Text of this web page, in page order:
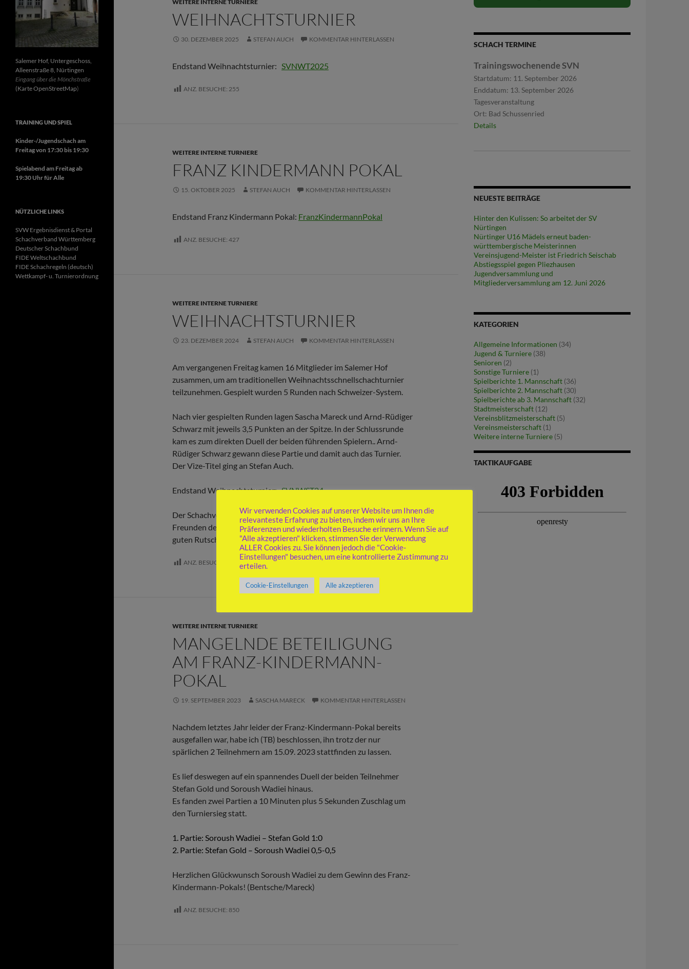
WEITERE INTERNE TURNIERE
WEIHNACHTSTURNIER
30. DEZEMBER 2025 STEFAN AUCH KOMMENTAR HINTERLASSEN
Endstand Weihnachtsturnier: SVNWT2025
ANZ. BESUCHE: 255
WEITERE INTERNE TURNIERE
FRANZ KINDERMANN POKAL
15. OKTOBER 2025 STEFAN AUCH KOMMENTAR HINTERLASSEN
Endstand Franz Kindermann Pokal: FranzKindermannPokal
ANZ. BESUCHE: 427
WEITERE INTERNE TURNIERE
WEIHNACHTSTURNIER
23. DEZEMBER 2024 STEFAN AUCH KOMMENTAR HINTERLASSEN
Am vergangenen Freitag kamen 16 Mitglieder im Salemer Hof
zusammen, um am traditionellen Weihnachtsschnellschachturnier
teilzunehmen. Gespielt wurden 5 Runden nach Schweizer-System.
Nach vier gespielten Runden lagen Sascha Mareck und Arnd-Rüdiger
Schwarz mit jeweils 3,5 Punkten an der Spitze. In der Schlussrunde
kam es zum direkten Duell der beiden führenden Spielern.. Arnd-
Rüdiger Schwarz gewann diese Partie und damit auch das Turnier.
Der Vize-Titel ging an Stefan Auch.
Endstand Weihnachtsturnier:SVNWST24
Der Schachverein Nürtingen wünscht allen Mitgliedern und
Freunden des Vereins ein friedliches Weihnachten 2024 und einen
guten Rutsch ins neue Jahr 2025.
ANZ. BESUCHE:
WEITERE INTERNE TURNIERE
MANGELNDE BETEILIGUNG
AM FRANZ-KINDERMANN-
POKAL
19. SEPTEMBER 2023 SASCHA MARECK KOMMENTAR HINTERLASSEN
Nachdem letztes Jahr leider der Franz-Kindermann-Pokal bereits
ausgefallen war, habe ich (TB) beschlossen, ihn trotz der nur
spärlichen 2 Teilnehmern am 15.09. 2023 stattfinden zu lassen.
Es lief deswegen auf ein spannendes Duell der beiden Teilnehmer
Stefan Gold und Soroush Wadiei hinaus.
Es fanden zwei Partien a 10 Minuten plus 5 Sekunden Zuschlag um
den Turniersieg statt.
1. Partie: Soroush Wadiei – Stefan Gold 1:0
2. Partie: Stefan Gold – Soroush Wadiei 0,5-0,5
Herzlichen Glückwunsch Soroush Wadiei zu dem Gewinn des Franz-
Kindermann-Pokals! (Bentsche/Mareck)
ANZ. BESUCHE: 850
SCHACH TERMINE
Trainingswochenende SVN
Startdatum: 11. September 2026
Enddatum: 13. September 2026
Tagesveranstaltung
Ort: Bad Schussenried
Details
NEUESTE BEITRÄGE
Hinter den Kulissen: So arbeitet der SV
Nürtingen
Nürtinger U16 Mädels erneut baden-
württembergische Meisterinnen
Vereinsjugend-Meister ist Friedrich Seischab
Abstiegsspiel gegen Pliezhausen
Jugendversammlung und
Mitgliederversammlung am 12. Juni 2026
KATEGORIEN
Allgemeine Informationen (34)
Jugend & Turniere (38)
Senioren (2)
Sonstige Turniere (1)
Spielberichte 1. Mannschaft (36)
Spielberichte 2. Mannschaft (30)
Spielberichte ab 3. Mannschaft (32)
Stadtmeisterschaft (12)
Vereinsblitzmeisterschaft (5)
Vereinsmeisterschaft (1)
Weitere interne Turniere (5)
TAKTIKAUFGABE
Salemer Hof, Untergeschoss,
Alleenstraße 8, Nürtingen
Eingang über die Mönchstraße
(Karte OpenStreetMap)
TRAINING UND SPIEL
Kinder-/Jugendschach am
Freitag von 17:30 bis 19:30
Spielabend am Freitag ab
19:30 Uhr für Alle
NÜTZLICHE LINKS
SVW Ergebnisdienst & Portal
Schachverband Württemberg
Deutscher Schachbund
FIDE Weltschachbund
FIDE Schachregeln (deutsch)
Wettkampf- u. Turnierordnung
Wir verwenden Cookies auf unserer Website um Ihnen die
relevanteste Erfahrung zu bieten, indem wir uns an Ihre
Präferenzen und wiederholten Besuche erinnern. Wenn Sie auf
"Alle akzeptieren" klicken, stimmen Sie der Verwendung
ALLER Cookies zu. Sie können jedoch die "Cookie-
Einstellungen" besuchen, um eine kontrollierte Zustimmung zu
erteilen.
Cookie-Einstellungen Alle akzeptieren